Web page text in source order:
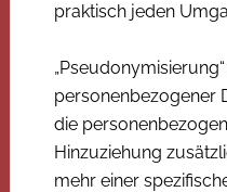
praktisch jeden
personenbezogener
die
Hinzuziehung
mehr einer